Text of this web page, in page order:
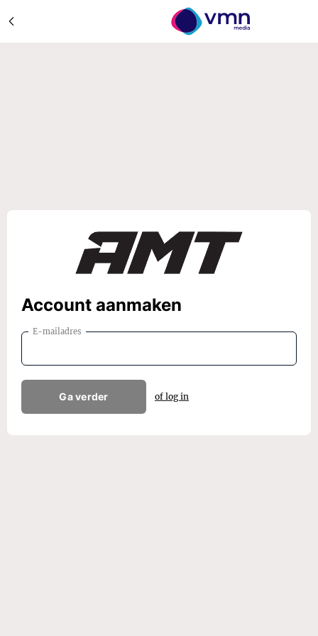
Account aanmaken
E-mailadres
Ga verder of log in